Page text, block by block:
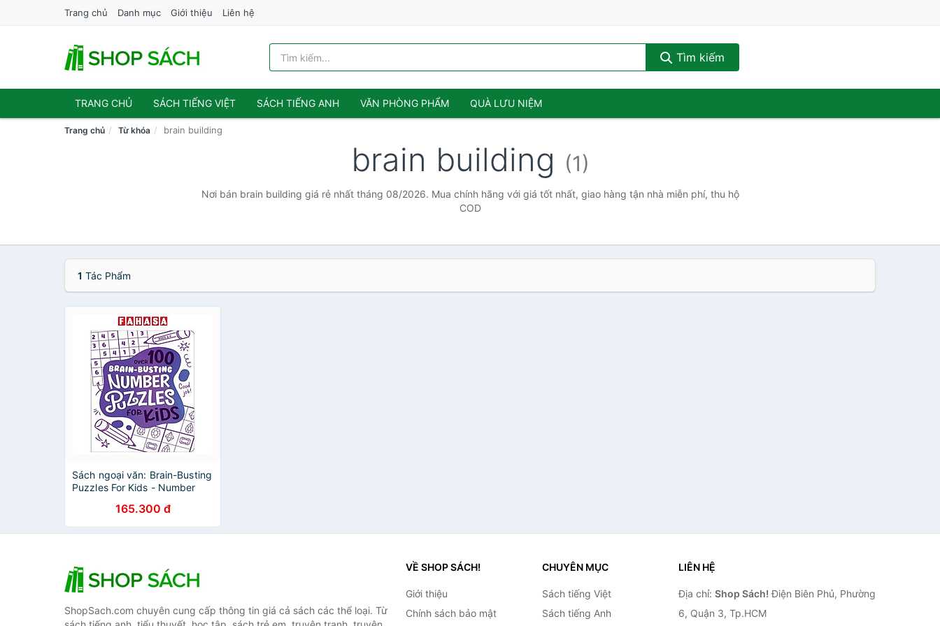
Trang chủ Danh mục Giới thiệu Liên hệ
Tìm kiếm
TRANG CHỦ SÁCH TIẾNG VIỆT SÁCH TIẾNG ANH VĂN PHÒNG PHẨM QUÀ LƯU NIỆM
Trang chủ Từ khóa brain building
brain building (1)
Nơi bán brain building giá rẻ nhất tháng 08/2026. Mua chính hãng với giá tốt nhất, giao hàng tận nhà miễn phí, thu hộ
COD
1 Tác Phẩm
Sách ngoại văn: Brain-Busting
Puzzles For Kids - Number
165.300 đ
ShopSach.com chuyên cung cấp thông tin giá cả sách các thể loại. Từ
VỀ SHOP SÁCH!
Giới thiệu
Chính sách bảo mật
CHUYÊN MỤC
Sách tiếng Việt
Sách tiếng Anh
LIÊN HỆ
Địa chỉ: Shop Sách! Điện Biên Phủ, Phường
6, Quận 3, Tp.HCM